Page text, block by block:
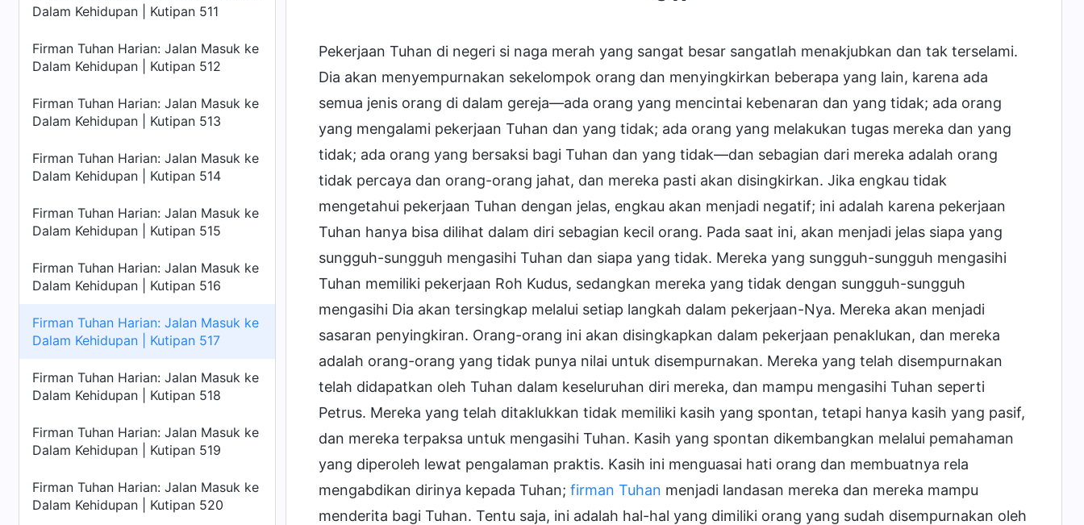
Dalam Kehidupan | Kutipan 511
Firman Tuhan Harian: Jalan Masuk ke
Dalam Kehidupan | Kutipan 512
Firman Tuhan Harian: Jalan Masuk ke
Dalam Kehidupan | Kutipan 513
Firman Tuhan Harian: Jalan Masuk ke
Dalam Kehidupan | Kutipan 514
Firman Tuhan Harian: Jalan Masuk ke
Dalam Kehidupan | Kutipan 515
Firman Tuhan Harian: Jalan Masuk ke
Dalam Kehidupan | Kutipan 516
Firman Tuhan Harian: Jalan Masuk ke
Dalam Kehidupan | Kutipan 517
Firman Tuhan Harian: Jalan Masuk ke
Dalam Kehidupan | Kutipan 518
Firman Tuhan Harian: Jalan Masuk ke
Dalam Kehidupan | Kutipan 519
Firman Tuhan Harian: Jalan Masuk ke
Dalam Kehidupan | Kutipan 520
Pekerjaan Tuhan di negeri si naga merah yang sangat besar sangatlah menakjubkan dan tak terselami.
Dia akan menyempurnakan sekelompok orang dan menyingkirkan beberapa yang lain, karena ada
semua jenis orang di dalam gereja—ada orang yang mencintai kebenaran dan yang tidak; ada orang
yang mengalami pekerjaan Tuhan dan yang tidak; ada orang yang melakukan tugas mereka dan yang
tidak; ada orang yang bersaksi bagi Tuhan dan yang tidak—dan sebagian dari mereka adalah orang
tidak percaya dan orang-orang jahat, dan mereka pasti akan disingkirkan. Jika engkau tidak
mengetahui pekerjaan Tuhan dengan jelas, engkau akan menjadi negatif; ini adalah karena pekerjaan
Tuhan hanya bisa dilihat dalam diri sebagian kecil orang. Pada saat ini, akan menjadi jelas siapa yang
sungguh-sungguh mengasihi Tuhan dan siapa yang tidak. Mereka yang sungguh-sungguh mengasihi
Tuhan memiliki pekerjaan Roh Kudus, sedangkan mereka yang tidak dengan sungguh-sungguh
mengasihi Dia akan tersingkap melalui setiap langkah dalam pekerjaan-Nya. Mereka akan menjadi
sasaran penyingkiran. Orang-orang ini akan disingkapkan dalam pekerjaan penaklukan, dan mereka
adalah orang-orang yang tidak punya nilai untuk disempurnakan. Mereka yang telah disempurnakan
telah didapatkan oleh Tuhan dalam keseluruhan diri mereka, dan mampu mengasihi Tuhan seperti
Petrus. Mereka yang telah ditaklukkan tidak memiliki kasih yang spontan, tetapi hanya kasih yang pasif,
dan mereka terpaksa untuk mengasihi Tuhan. Kasih yang spontan dikembangkan melalui pemahaman
yang diperoleh lewat pengalaman praktis. Kasih ini menguasai hati orang dan membuatnya rela
mengabdikan dirinya kepada Tuhan; firman Tuhan menjadi landasan mereka dan mereka mampu
menderita bagi Tuhan. Tentu saja, ini adalah hal-hal yang dimiliki orang yang sudah disempurnakan oleh